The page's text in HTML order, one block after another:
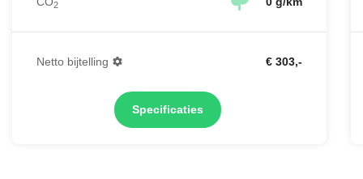
2
Netto bijtelling € 303,-
Specificaties